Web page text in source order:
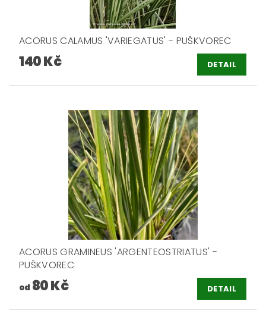
ACORUS CALAMUS 'VARIEGATUS' - PUŠKVOREC
140 Kč DETAIL
ACORUS GRAMINEUS 'ARGENTEOSTRIATUS' -
PUŠKVOREC
od 80 Kč DETAIL